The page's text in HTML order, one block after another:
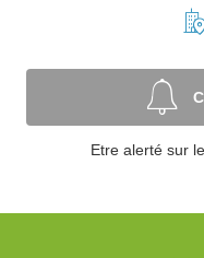
Etre alerté sur